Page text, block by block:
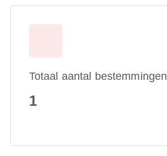
Totaal aantal bestemmingen
1